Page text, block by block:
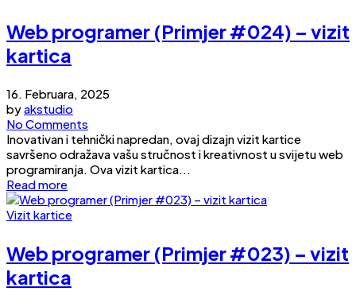
Web programer (Primjer #024) – vizit
kartica
16. Februara, 2025
byakstudio
No Comments
Inovativan i tehnički napredan, ovaj dizajn vizit kartice
savršeno odražava vašu stručnost i kreativnost u svijetu web
programiranja. Ova vizit kartica...
Read more
Vizit kartice
Web programer (Primjer #023) – vizit
kartica